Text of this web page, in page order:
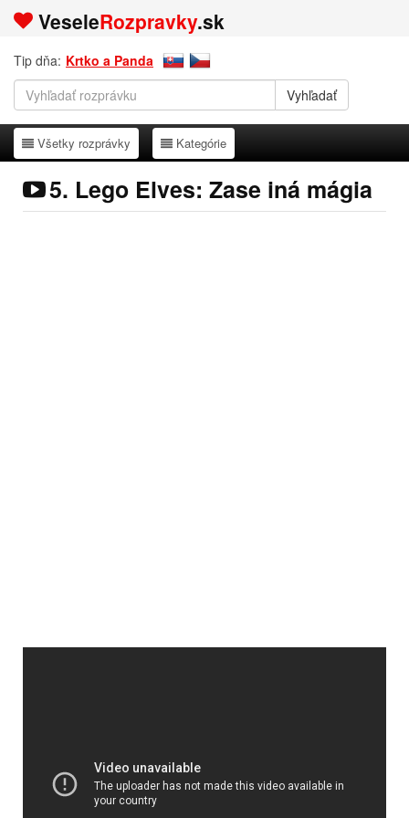
VeseleRozpravky.sk
Tip dňa: Krtko a Panda
Všetky rozprávky
Všetky rozprávky Kategórie
Kategórie
5. Lego Elves: Zase iná mágia